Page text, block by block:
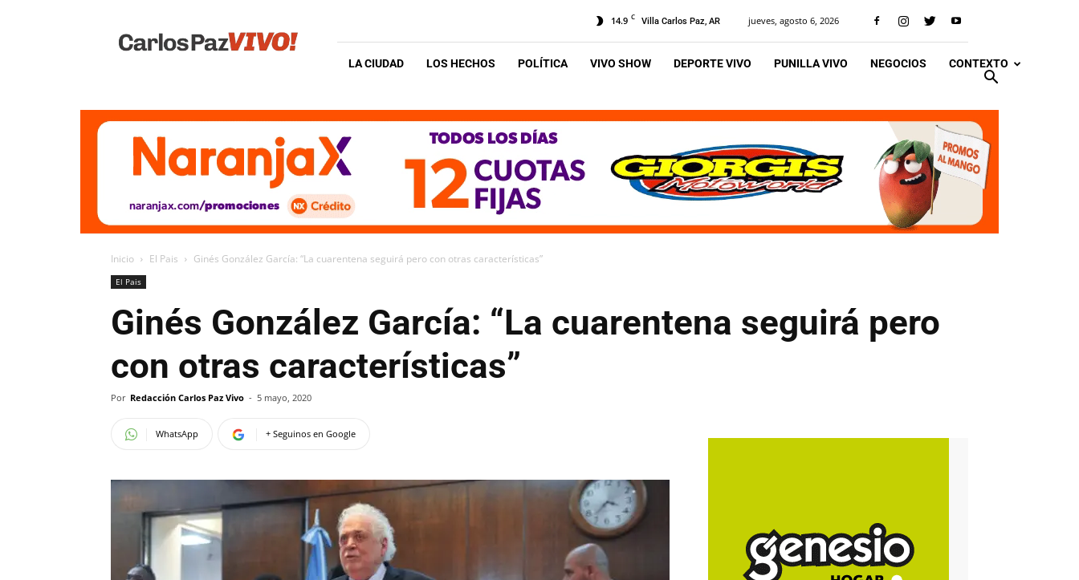
Vivo
14.9 C Villa Carlos Paz, AR jueves, agosto 6, 2026
LA CIUDAD LOS HECHOS POLÍTICA VIVO SHOW DEPORTE VIVO PUNILLA VIVO NEGOCIOS CONTEXTO
Inicio El Pais Ginés González García: “La cuarentena seguirá pero con otras características”
El Pais
Ginés González García: “La cuarentena seguirá pero
con otras características”
Por Redacción Carlos Paz Vivo - 5 mayo, 2020
WhatsApp + Seguinos en Google